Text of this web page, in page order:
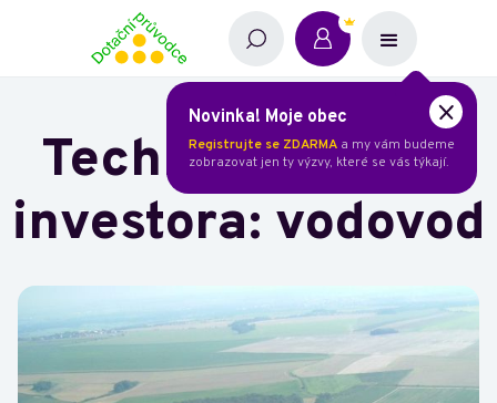
Novinka! Moje obec
Registrujte se ZDARMA a my vám budeme
zobrazovat jen ty výzvy, které se vás týkají.
Technický dozor
investora: vodovod